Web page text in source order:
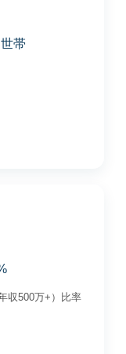
世帯
収500万+）比率